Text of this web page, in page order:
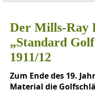
Der Mills-Ray
„Standard
1911/12
Zum Ende des 19.
Material die